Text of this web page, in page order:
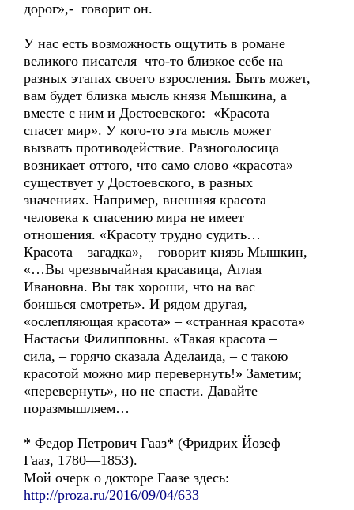
дорог»,- говорит он.
У нас есть возможность ощутить в романе
великого писателя что-то близкое себе на
разных этапах своего взросления. Быть может,
вам будет близка мысль князя Мышкина, а
вместе с ним и Достоевского: «Красота
спасет мир». У кого-то эта мысль может
вызвать противодействие. Разноголосица
возникает оттого, что само слово «красота»
существует у Достоевского, в разных
значениях. Например, внешняя красота
человека к спасению мира не имеет
отношения. «Красоту трудно судить…
Красота – загадка», – говорит князь Мышкин,
«…Вы чрезвычайная красавица, Аглая
Ивановна. Вы так хороши, что на вас
боишься смотреть». И рядом другая,
«ослепляющая красота» – «странная красота»
Настасьи Филипповны. «Такая красота –
сила, – горячо сказала Аделаида, – с такою
красотой можно мир перевернуть!» Заметим;
«перевернуть», но не спасти. Давайте
поразмышляем…
* Федор Петрович Гааз* (Фридрих Йозеф
Гааз, 1780—1853).
Moй очерк о докторе Гаазе здесь:
http://proza.ru/2016/09/04/633